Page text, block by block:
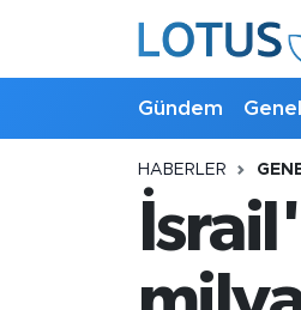
Gündem Genel
HABERLER